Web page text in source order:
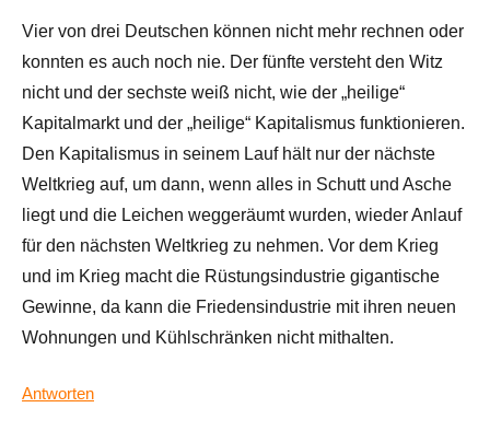
Vier von drei Deutschen können nicht mehr rechnen oder
konnten es auch noch nie. Der fünfte versteht den Witz
nicht und der sechste weiß nicht, wie der „heilige“
Kapitalmarkt und der „heilige“ Kapitalismus funktionieren.
Den Kapitalismus in seinem Lauf hält nur der nächste
Weltkrieg auf, um dann, wenn alles in Schutt und Asche
liegt und die Leichen weggeräumt wurden, wieder Anlauf
für den nächsten Weltkrieg zu nehmen. Vor dem Krieg
und im Krieg macht die Rüstungsindustrie gigantische
Gewinne, da kann die Friedensindustrie mit ihren neuen
Wohnungen und Kühlschränken nicht mithalten.
Antworten